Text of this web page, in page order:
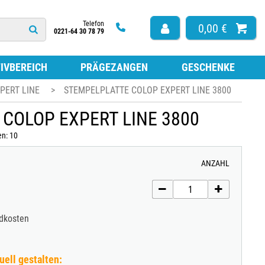
Telefon
0221-64 30 78 79
0,00 €
ZUM NACHFÜLLEN
FÜR SELBSTFÄRBESTEMPEL
NACH MASS
STEMPEL
PRÄGEZANGEN GESCHENKE
LINE > STEMPELPLATTE COLOP EXPERT LINE 3800
EXPERT LINE 3800
10
ANZAHL
gestalten: